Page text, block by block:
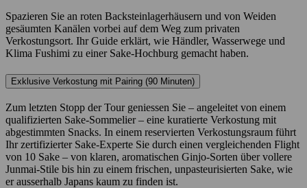
Spazieren Sie an roten Backsteinlagerhäusern und von Weiden
gesäumten Kanälen vorbei auf dem Weg zum privaten
Verkostungsort. Ihr Guide erklärt, wie Händler, Wasserwege und
Klima Fushimi zu einer Sake-Hochburg gemacht haben.
Exklusive Verkostung mit Pairing (90 Minuten)
Zum letzten Stopp der Tour geniessen Sie – angeleitet von einem
qualifizierten Sake-Sommelier – eine kuratierte Verkostung mit
abgestimmten Snacks. In einem reservierten Verkostungsraum führt
Ihr zertifizierter Sake-Experte Sie durch einen vergleichenden Flight
von 10 Sake – von klaren, aromatischen Ginjo-Sorten über vollere
Junmai-Stile bis hin zu einem frischen, unpasteurisierten Sake, wie
er ausserhalb Japans kaum zu finden ist.